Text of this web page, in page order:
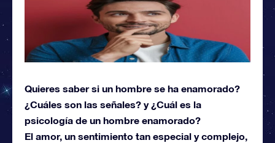
Quieres saber si un hombre se ha enamorado?
¿Cuáles son las señales? y ¿Cuál es la
psicología de un hombre enamorado?
El amor, un sentimiento tan especial y complejo,